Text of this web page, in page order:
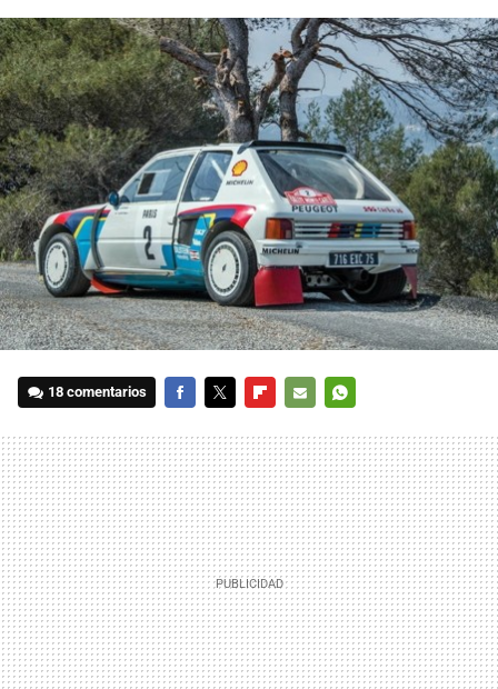
18 comentarios
MAIL